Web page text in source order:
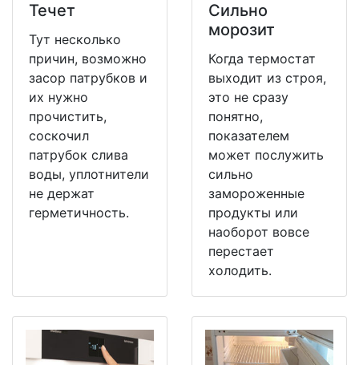
Течет
Тут несколько
причин, возможно
засор патрубков и
их нужно
прочистить,
соскочил
патрубок слива
воды, уплотнители
не держат
герметичность.
Сильно
морозит
Когда термостат
выходит из строя,
это не сразу
понятно,
показателем
может послужить
сильно
замороженные
продукты или
наоборот вовсе
перестает
холодить.